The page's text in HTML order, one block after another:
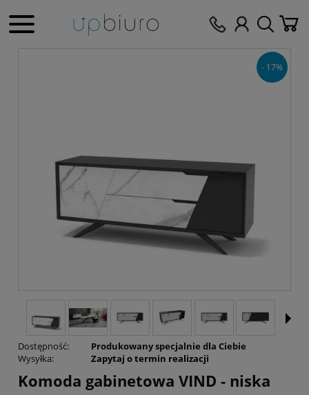
- 17%
Dostępność:
Produkowany specjalnie dla Ciebie
Wysyłka:
Zapytaj o termin realizacji
Komoda gabinetowa VIND - niska